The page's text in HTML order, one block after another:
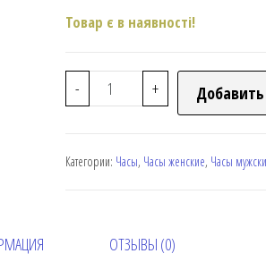
Товар є в наявності!
- +
Категории: Часы, Часы женские, Часы
ОТЗЫВЫ (0)